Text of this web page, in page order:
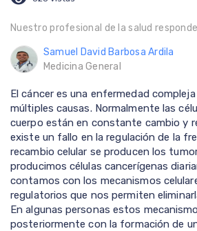
Nuestro profesional de la salud responde
Samuel David Barbosa Ardila
Medicina General
El cáncer es una enfermedad
múltiples causas. Normalmente las
cuerpo están en constante cambio y
existe un fallo en la regulación de la
recambio celular se producen los
producimos células cancerígenas
contamos con los mecanismos
regulatorios que nos permiten
En algunas personas estos
posteriormente con la formación de